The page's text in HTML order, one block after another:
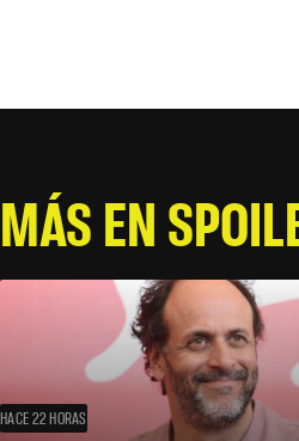
MÁS EN
HACE 22 HORAS